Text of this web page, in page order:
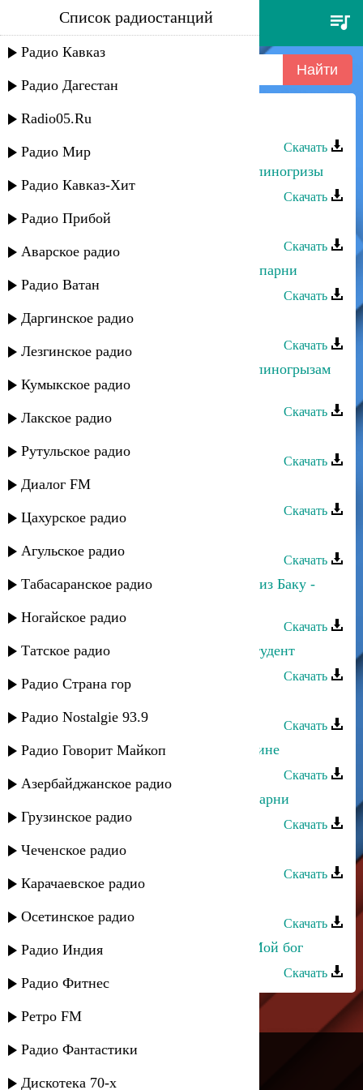
5-й квадрат - парни из стали
Список радиостанций
Радио Кавказ
Радио Дагестан
Radio05.Ru
Радио Мир
Радио Кавказ-Хит
Радио Прибой
Аварское радио
Радио Ватан
Даргинское радио
Лезгинское радио
Кумыкское радио
Лакское радио
Рутульское радио
Диалог FM
Цахурское радио
Агульское радио
Табасаранское радио
Ногайское радио
Татское радио
Радио Страна гор
Радио Nostalgie 93.9
Радио Говорит Майкоп
Азербайджанское радио
Грузинское радио
Чеченское радио
Карачаевское радио
Осетинское радио
Радио Индия
Радио Фитнес
Ретро FM
Радио Фантастики
Дискотека 70-х
5-й квадрат - Парни из стали
Скачать
Прямой, Negd pul, 5-й квадрат - Спиногризы
Скачать
АСАР группа - Парни гор
Скачать
Эльмира Меджидова - Кумыкские парни
Скачать
5-й квадрат - 4 пацана
Скачать
Прямой, Negd pul, 5-й квадрат - Спиногрызам
конец
Скачать
Скачать
5-й квадрат - Леди на танцполе
Скачать
Скачать
Махачкалинские бродяги и Парни из Баку -
Скачать
5 квадрат feat Эльдар Иразиев - Студент
Скачать
Скачать
Магомедтамир Синдиков - О Сталине
Скачать
Эмиль Гыстаров - Габахчельские парни
Скачать
5-й Квадрат и Прямой - Лето
Скачать
Скачать
5-й квадрат и Муксин Камалов - Мой бог
Скачать
---
Русское радио